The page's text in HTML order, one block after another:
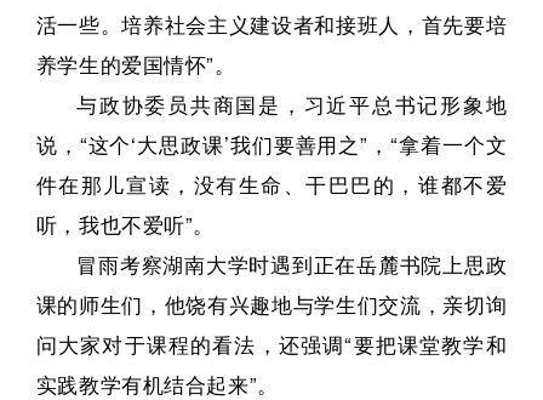
活一些。培养社会主义建设者和接班人，首先要培
养学生的爱国情怀”。
与政协委员共商国是，习近平总书记形象地
说，“这个‘大思政课’我们要善用之”，“拿着一个文
件在那儿宣读，没有生命、干巴巴的，谁都不爱
听，我也不爱听”。
冒雨考察湖南大学时遇到正在岳麓书院上思政
课的师生们，他饶有兴趣地与学生们交流，亲切询
问大家对于课程的看法，还强调“要把课堂教学和
实践教学有机结合起来”。